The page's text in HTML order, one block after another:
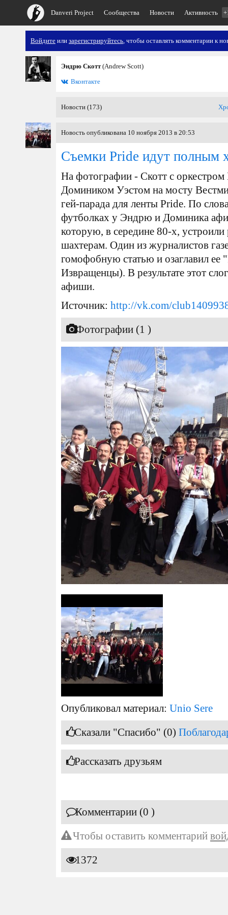
Danveri Project Сообщества Новости Активность
Войдите или зарегистрируйтесь, чтобы оставлять комментарии к
Эндрю Скотт(Andrew Scott)
Вконтакте
Новости (173)
Новость опубликована 10 ноября 2013 в 20:53
Съемки Pride идут полным
На фотографии - Скотт с
Домиником Уэстом на мосту
гей-парада для ленты Pride. По
футболках у Эндрю и Доминика
которую, в середине 80-х,
шахтерам. Один из журналистов
гомофобную статью и озаглавил
Извращенцы). В результате этот
афиши.
Источник: http://vk.com/
Фотографии (1 )
Опубликовал материал: Unio Sere
Сказали "Спасибо" (0)
Рассказать друзьям
Комментарии (0 )
Чтобы оставить комментарий
1372